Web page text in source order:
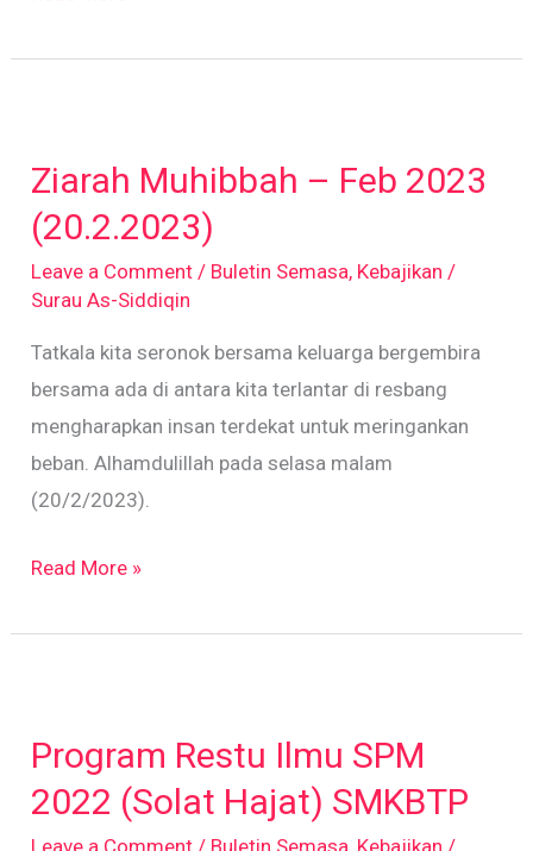
Ziarah Muhibbah – Feb 2023
(20.2.2023)
Leave a Comment / Buletin Semasa, Kebajikan /
Surau As-Siddiqin
Tatkala kita seronok bersama keluarga bergembira
bersama ada di antara kita terlantar di resbang
mengharapkan insan terdekat untuk meringankan
beban. Alhamdulillah pada selasa malam
(20/2/2023).
–
Feb
2023
(20.2.2023)
Read More »
Program Restu Ilmu SPM
2022 (Solat Hajat) SMKBTP
Leave a Comment / Buletin Semasa Kebajikan /
Ilmu
SPM